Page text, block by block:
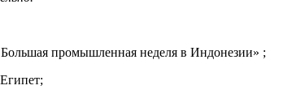
промышленная неделя в Индонезии» ;